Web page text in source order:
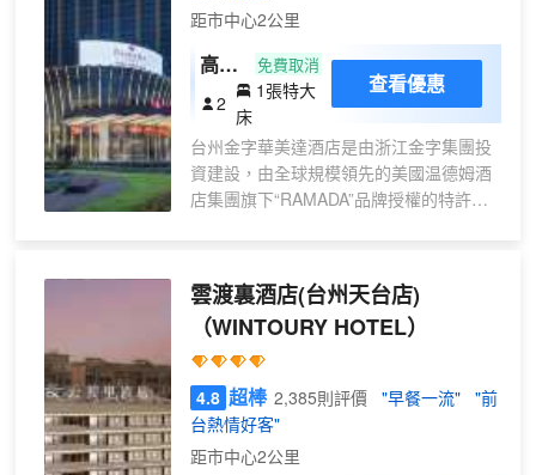
距市中心2公里
高級
大床
免費取消
2
1張特大
床
查看優惠
台州金字華美達酒店是由浙江金字集團投
資建設，由全球規模領先的美國温德姆酒
店集團旗下“RAMADA”品牌授權的特許經
平方米，主建築地下3層，地上17層。
酒店設有大堂吧、商務中心、多功能宴會
廳、宴會包廂、中、西餐廳、會議室、洗
衣房、室內、外停車場、空中花園、健身
中心、室內游泳館、足浴、棋牌室等。
酒店客房設有行政樓層、無煙樓層、豪華
商務套房、行政套房、家庭親子套房、無
障礙客房、高級大床房及標準間。所有客
雲渡裏酒店(台州天台店)
（WINTOURY HOTEL）
4.8 超棒 2,385則評價 "早餐一流"
"前
台熱情好客"
距市中心2公里